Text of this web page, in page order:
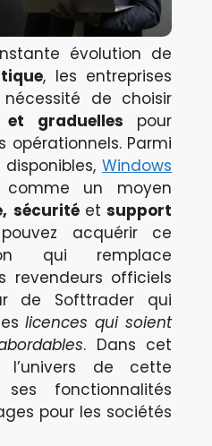
évolution de
, les entreprises
de choisir
graduelles pour
opérationnels. Parmi
disponibles,Windows
un moyen
sécuritéetsupport
acquérir ce
qui remplace
revendeurs officiels
de Softtrader qui
licences qui soient
. Dans cet
l’univers de cette
fonctionnalités
pour les sociétés